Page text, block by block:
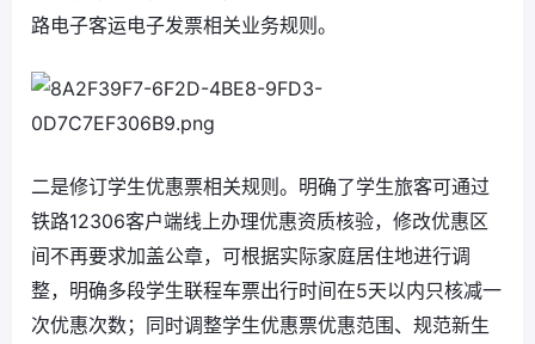
路电子客运电子发票相关业务规则。
二是修订学生优惠票相关规则。明确了学生旅客可通过
铁路12306客户端线上办理优惠资质核验，修改优惠区
间不再要求加盖公章，可根据实际家庭居住地进行调
整，明确多段学生联程车票出行时间在5天以内只核减一
次优惠次数；同时调整学生优惠票优惠范围、规范新生